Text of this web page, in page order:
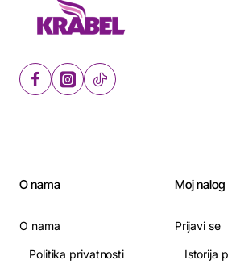
O nama
O nama
Politika privatnosti
Moj nalog
Prijavi se
Istorija